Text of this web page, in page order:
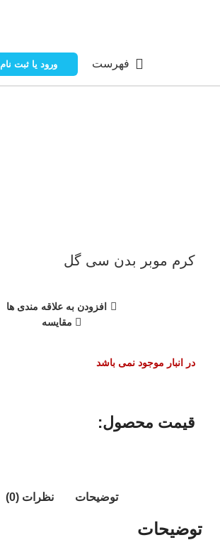
فهرست ورود یا ثبت نام
کرم موبر بدن سی گل
افزودن به علاقه مندی ها
مقایسه
در انبار موجود نمی باشد
قیمت محصول:​
توضیحات نظرات (0)
توضیحات